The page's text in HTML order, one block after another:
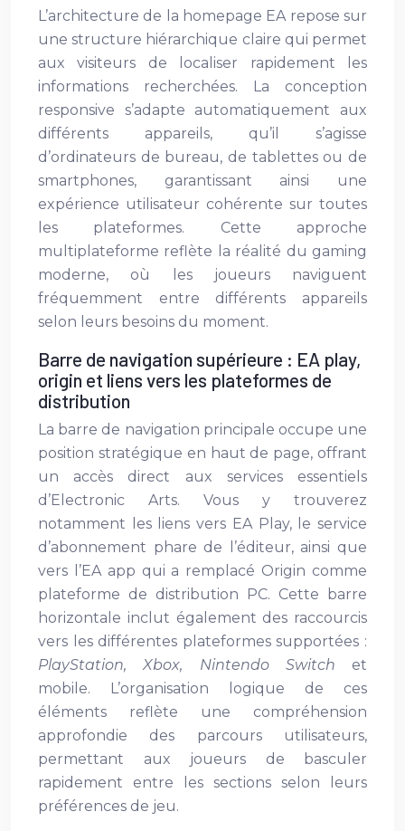
L’architecture de la homepage EA repose sur
une structure hiérarchique claire qui permet
aux visiteurs de localiser rapidement les
informations recherchées. La conception
responsive s’adapte automatiquement aux
différents appareils, qu’il s’agisse
d’ordinateurs de bureau, de tablettes ou de
smartphones, garantissant ainsi une
expérience utilisateur cohérente sur toutes
les plateformes. Cette approche
multiplateforme reflète la réalité du gaming
moderne, où les joueurs naviguent
fréquemment entre différents appareils
selon leurs besoins du moment.
Barre de navigation supérieure : EA play,
origin et liens vers les plateformes de
distribution
La barre de navigation principale occupe une
position stratégique en haut de page, offrant
un accès direct aux services essentiels
d’Electronic Arts. Vous y trouverez
notamment les liens vers EA Play, le service
d’abonnement phare de l’éditeur, ainsi que
vers l’EA app qui a remplacé Origin comme
plateforme de distribution PC. Cette barre
horizontale inclut également des raccourcis
vers les différentes plateformes supportées :
PlayStation, Xbox, Nintendo Switch et
mobile. L’organisation logique de ces
éléments reflète une compréhension
approfondie des parcours utilisateurs,
permettant aux joueurs de basculer
rapidement entre les sections selon leurs
préférences de jeu.